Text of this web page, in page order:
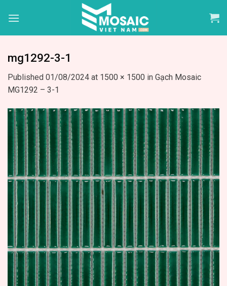
mg1292-3-1
Published 01/08/2024 at 1500 × 1500 in Gạch Mosaic
MG1292 – 3-1